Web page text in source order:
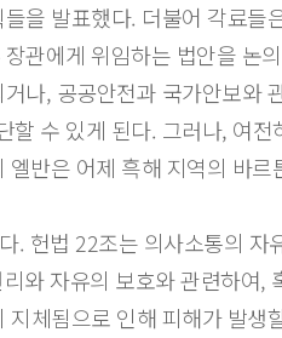
을 발표했다. 더불어 각료
관에게 위임하는 법안을 논
나, 공공안전과 국가안보
수 있게 된다. 그러나, 여
반은 어제 흑해 지역의 바
. 헌법 22조는 의사소통의 자
와 자유의 보호와 관련하
체됨으로 인해 피해가 발